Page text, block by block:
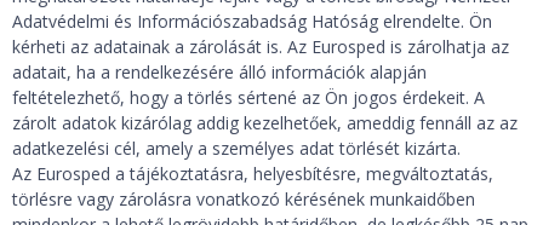
Adatvédelmi és Információszabadság Hatóság elrendelte. Ön
kérheti az adatainak a zárolását is. Az Eurosped is zárolhatja az
adatait, ha a rendelkezésére álló információk alapján
feltételezhető, hogy a törlés sértené az Ön jogos érdekeit. A
zárolt adatok kizárólag addig kezelhetőek, ameddig fennáll az az
adatkezelési cél, amely a személyes adat törlését kizárta.
Az Eurosped a tájékoztatásra, helyesbítésre, megváltoztatás,
törlésre vagy zárolásra vonatkozó kérésének munkaidőben